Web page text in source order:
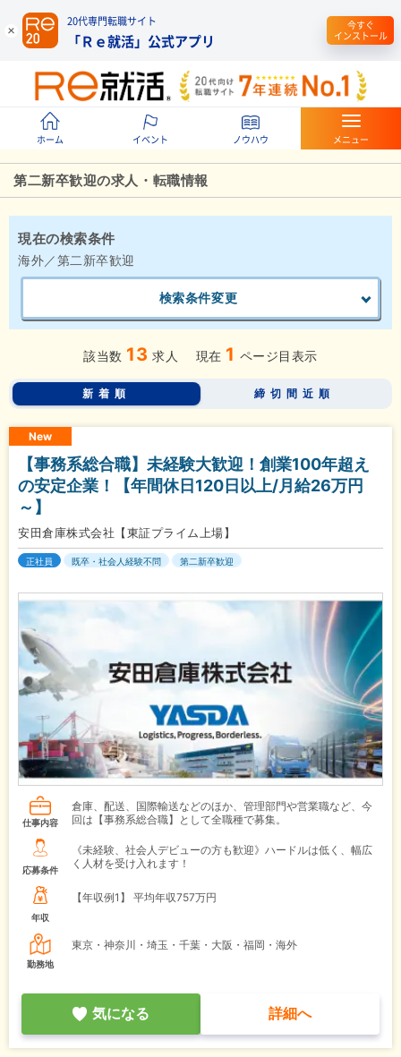
20代専門転職サイト
「Ｒｅ就活」公式アプリ
今すぐ
インストール
ホーム イベント ノウハウ メニュー
第二新卒歓迎の求人・転職情報
現在の検索条件
海外／第二新卒歓迎
検索条件変更
該当数 13 求人 現在 1 ページ目表示
新着順 締切間近順
New
【事務系総合職】未経験大歓迎！創業100年超え
の安定企業！【年間休日120日以上/月給26万円
～】
安田倉庫株式会社【東証プライム上場】
正社員 既卒・社会人経験不問 第二新卒歓迎
仕事内容
倉庫、配送、国際輸送などのほか、管理部門や営業職など、今
回は【事務系総合職】として全職種で募集。
応募条件
《未経験、社会人デビューの方も歓迎》ハードルは低く、幅広
く人材を受け入れます！
年収
【年収例1】 平均年収757万円
勤務地
東京・神奈川・埼玉・千葉・大阪・福岡・海外
気になる 詳細へ